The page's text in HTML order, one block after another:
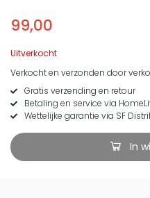
99,00
Uitverkocht
Verkocht en verzonden door
Gratis verzending en retour
Betaling en service via
Wettelijke garantie via SF
In